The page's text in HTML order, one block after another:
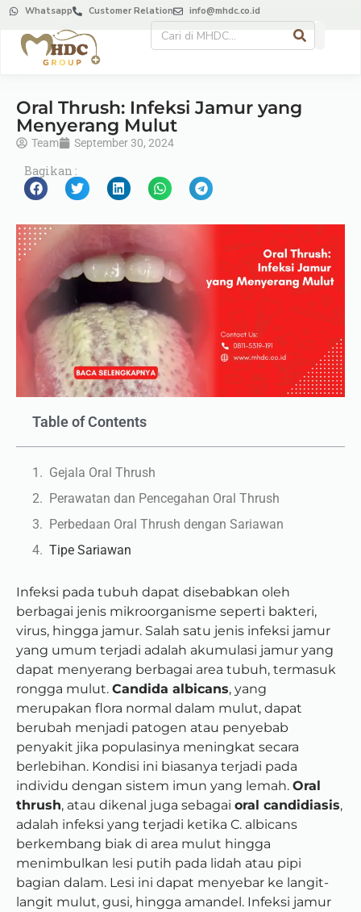
Whatsapp Customer Relation info@mhdc.co.id
Oral Thrush: Infeksi Jamur yang
Menyerang Mulut
Team September 30, 2024
Bagikan :
Table of Contents
Gejala Oral Thrush
Perawatan dan Pencegahan Oral Thrush
Perbedaan Oral Thrush dengan Sariawan
Tipe Sariawan
Infeksi pada tubuh dapat disebabkan oleh
berbagai jenis mikroorganisme seperti bakteri,
virus, hingga jamur. Salah satu jenis infeksi jamur
yang umum terjadi adalah akumulasi jamur yang
dapat menyerang berbagai area tubuh, termasuk
rongga mulut. Candida albicans, yang
merupakan flora normal dalam mulut, dapat
berubah menjadi patogen atau penyebab
penyakit jika populasinya meningkat secara
berlebihan. Kondisi ini biasanya terjadi pada
individu dengan sistem imun yang lemah. Oral
thrush, atau dikenal juga sebagai oral candidiasis,
adalah infeksi yang terjadi ketika C. albicans
berkembang biak di area mulut hingga
menimbulkan lesi putih pada lidah atau pipi
bagian dalam. Lesi ini dapat menyebar ke langit-
langit mulut, gusi, hingga amandel. Infeksi jamur